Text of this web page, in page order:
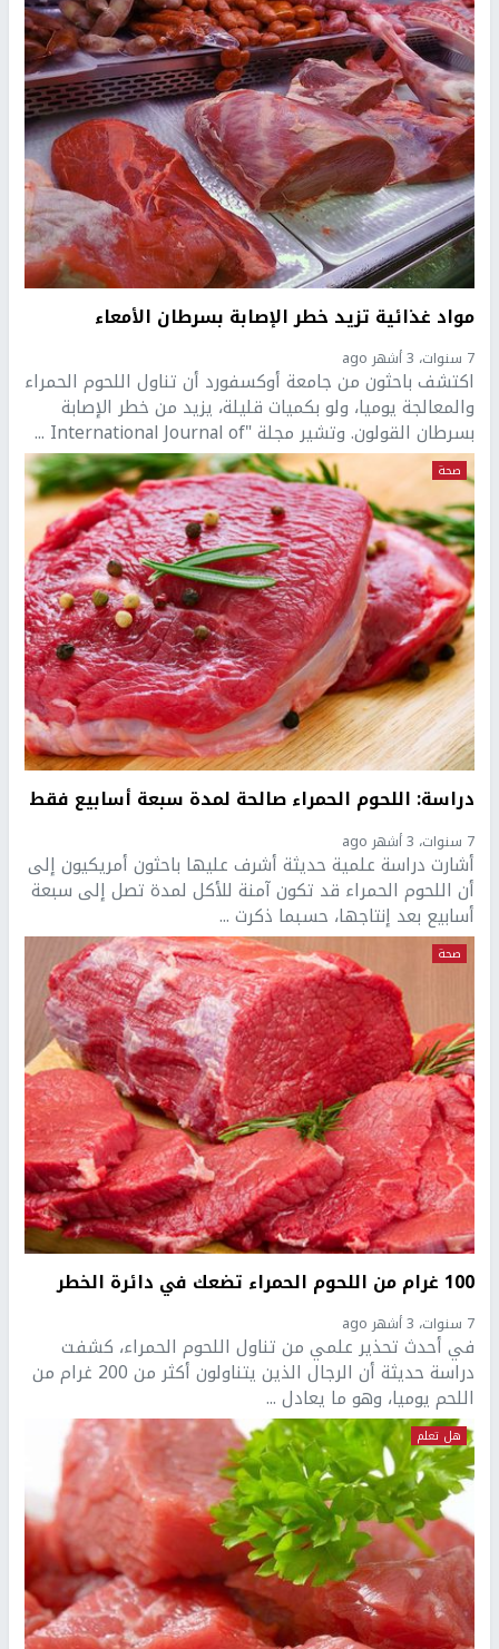
مواد غذائية تزيد خطر الإصابة بسرطان الأمعاء
7 سنوات، 3 أشهر ago
اكتشف باحثون من جامعة أوكسفورد أن تناول اللحوم الحمراء
والمعالجة يوميا، ولو بكميات قليلة، يزيد من خطر الإصابة
بسرطان القولون. وتشير مجلة "International Journal of ...
صحة
دراسة: اللحوم الحمراء صالحة لمدة سبعة أسابيع فقط
7 سنوات، 3 أشهر ago
أشارت دراسة علمية حديثة أشرف عليها باحثون أمريكيون إلى
أن اللحوم الحمراء قد تكون آمنة للأكل لمدة تصل إلى سبعة
أسابيع بعد إنتاجها، حسبما ذكرت ...
صحة
100 غرام من اللحوم الحمراء تضعك في دائرة الخطر
7 سنوات، 3 أشهر ago
في أحدث تحذير علمي من تناول اللحوم الحمراء، كشفت
دراسة حديثة أن الرجال الذين يتناولون أكثر من 200 غرام من
اللحم يوميا، وهو ما يعادل ...
هل تعلم